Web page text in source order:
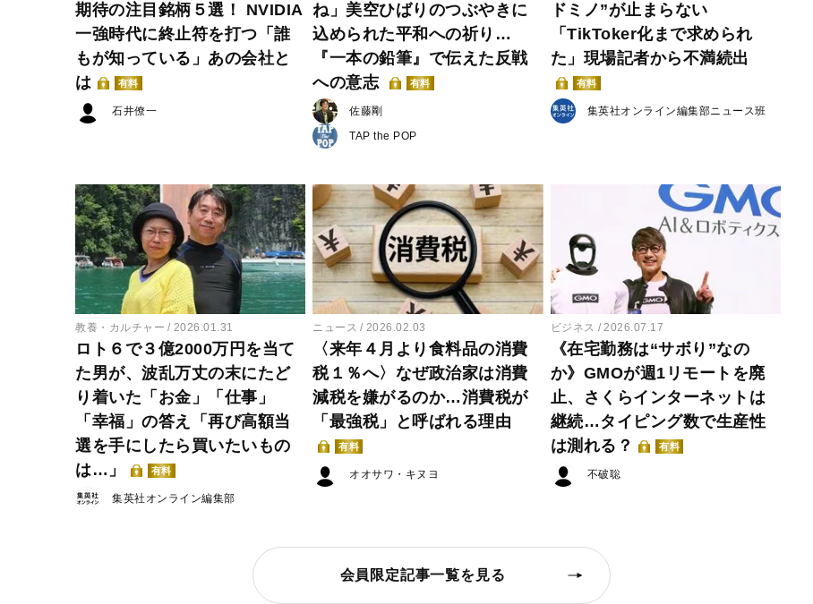
期待の注目銘柄５選！ NVIDIA
一強時代に終止符を打つ「誰
もが知っている」あの会社と
は
有料
石井僚一
ね」美空ひばりのつぶやきに
込められた平和への祈り…
『一本の鉛筆』で伝えた反戦
への意志
有料
佐藤剛
TAP the POP
ドミノ”が止まらない
「TikToker化まで求められ
た」現場記者から不満続出
有料
集英社オンライン編集部ニュース班
教養・カルチャー 2026.01.31
ロト６で３億2000万円を当て
た男が、波乱万丈の末にたど
り着いた「お金」「仕事」
「幸福」の答え「再び高額当
選を手にしたら買いたいもの
は…」
有料
集英社オンライン編集部
ニュース 2026.02.03
〈来年４月より食料品の消費
税１％へ〉なぜ政治家は消費
減税を嫌がるのか…消費税が
「最強税」と呼ばれる理由
有料
オオサワ・キヌヨ
ビジネス 2026.07.17
《在宅勤務は“サボり”なの
か》GMOが週1リモートを廃
止、さくらインターネットは
継続…タイピング数で生産性
は測れる？
有料
不破聡
会員限定記事一覧を見る